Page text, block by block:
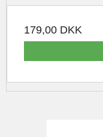
179,00 DKK